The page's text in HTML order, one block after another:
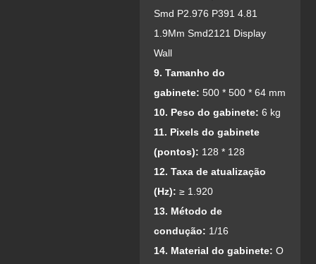
Smd P2.976 P391 4.81
1.9Mm Smd2121 Display
Wall
9. Tamanho do
gabinete: 500 * 500 * 64 mm
10. Peso do gabinete: 6 kg
11. Pixels do gabinete
(pontos): 128 * 128
12. Taxa de atualização
(Hz): ≥ 1.920
13. Método de
condução: 1/16
14. Material do gabinete: O